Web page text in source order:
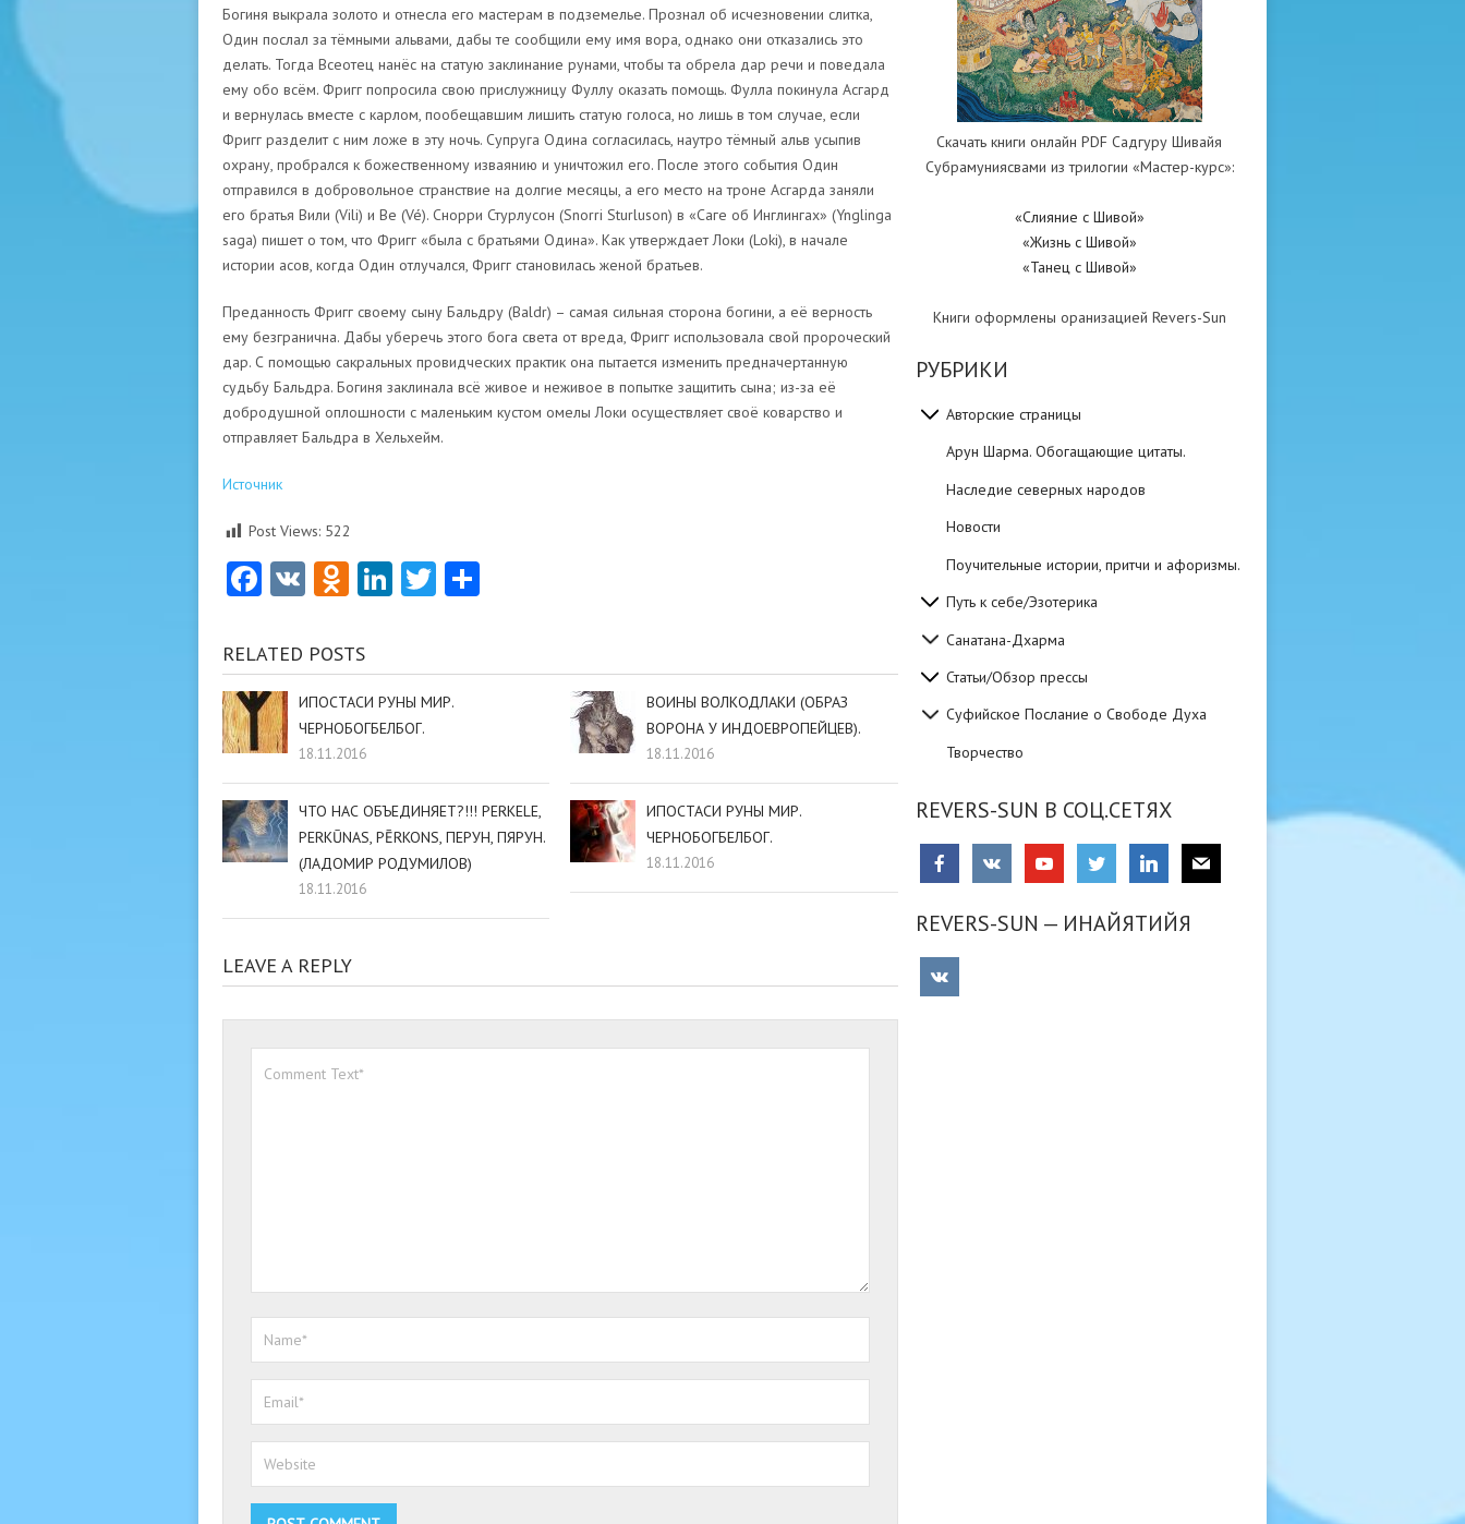
Богиня выкрала золото и отнесла его мастерам в подземелье. Прознал об исчезновении слитка,
Один послал за тёмными альвами, дабы те сообщили ему имя вора, однако они отказались это
делать. Тогда Всеотец нанёс на статую заклинание рунами, чтобы та обрела дар речи и поведала
ему обо всём. Фригг попросила свою прислужницу Фуллу оказать помощь. Фулла покинула Асгард
и вернулась вместе с карлом, пообещавшим лишить статую голоса, но лишь в том случае, если
Фригг разделит с ним ложе в эту ночь. Супруга Одина согласилась, наутро тёмный альв усыпив
охрану, пробрался к божественному изваянию и уничтожил его. После этого события Один
отправился в добровольное странствие на долгие месяцы, а его место на троне Асгарда заняли
его братья Вили (Vili) и Ве (Vé). Снорри Стурлусон (Snorri Sturluson) в «Саге об Инглингах» (Ynglinga
saga) пишет о том, что Фригг «была с братьями Одина». Как утверждает Локи (Loki), в начале
истории асов, когда Один отлучался, Фригг становилась женой братьев.
Преданность Фригг своему сыну Бальдру (Baldr) – самая сильная сторона богини, а её верность
ему безгранична. Дабы уберечь этого бога света от вреда, Фригг использовала свой пророческий
дар. С помощью сакральных провидческих практик она пытается изменить предначертанную
судьбу Бальдра. Богиня заклинала всё живое и неживое в попытке защитить сына; из-за её
добродушной оплошности с маленьким кустом омелы Локи осуществляет своё коварство и
отправляет Бальдра в Хельхейм.
Источник
Post Views: 522
Facebook
VKOdnoklassniki
LinkedIn
TwitterОтправить
RELATED POSTS
ИПОСТАСИ РУНЫ МИР.
ЧЕРНОБОГБЕЛБОГ.
18.11.2016
ВОИНЫ ВОЛКОДЛАКИ (ОБРАЗ
ВОРОНА У ИНДОЕВРОПЕЙЦЕВ).
18.11.2016
ЧТО НАС ОБЪЕДИНЯЕТ?!!! PERKELE,
PERKŪNAS, PĒRKONS, ПЕРУН, ПЯРУН.
(ЛАДОМИР РОДУМИЛОВ)
18.11.2016
ИПОСТАСИ РУНЫ МИР.
ЧЕРНОБОГБЕЛБОГ.
18.11.2016
LEAVE A REPLY
Скачать книги онлайн PDF Садгуру Шивайя
Субрамуниясвами из трилогии «Мастер-курс»:
«Слияние с Шивой»
«Жизнь с Шивой»
«Танец с Шивой»
Книги оформлены оранизацией Revers-Sun
РУБРИКИ
Авторские страницы
Арун Шарма. Обогащающие цитаты.
Наследие северных народов
Новости
Поучительные истории, притчи и афоризмы.
Путь к себе/Эзотерика
Санатана-Дхарма
Статьи/Обзор прессы
Суфийское Послание о Свободе Духа
Творчество
REVERS-SUN В СОЦ.СЕТЯХ
REVERS-SUN — ИНАЙЯТИЙЯ